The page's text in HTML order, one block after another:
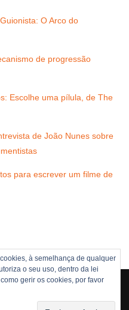
O Arco do
de progressão
Escolhe uma pílula, de The
de João Nunes sobre
para escrever um filme de
à semelhança de qualquer
o seu uso, dentro da lei
gerir os cookies, por favor
JOÃO NUNES
DE PRIVACIDADE